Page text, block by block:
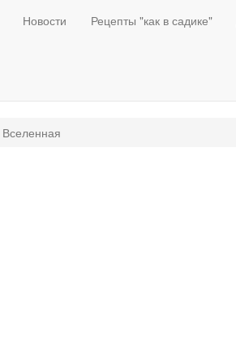
Новости Рецепты "как в садике"